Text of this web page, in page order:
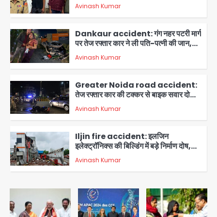
2
बेचने वालों को बेचता था चोरी के फोन; 8
गिरफ्तार, 98 मोबाइल और 450 पार्ट्स बरामद
Avinash Kumar
3
Dankaur accident: गंग नहर पटरी मार्ग
पर तेज रफ्तार कार ने ली पति-पत्नी की जान,
गांव में मातम
Avinash Kumar
4
Greater Noida road accident:
तेज रफ्तार कार की टक्कर से बाइक सवार दो
युवकों की मौत, परिवारों में मातम
Avinash Kumar
5
Iljin fire accident: इलजिन
इलेक्ट्रॉनिक्स की बिल्डिंग में बड़े निर्माण दोष,
कंक्रीट बीम तिरछा; पीडब्ल्यूडी ऑडिट में
चौंकाने वाला खुलासा
Avinash Kumar
Minor daughter abuse case in
Noida: 7 साल की मासूम बेटी के साथ
अश्लील हरकत करने वाले पिता को मां ने रंगेहाथ
Avinash Kumar